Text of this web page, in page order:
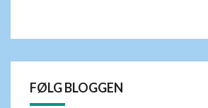
FØLG BLOGGEN